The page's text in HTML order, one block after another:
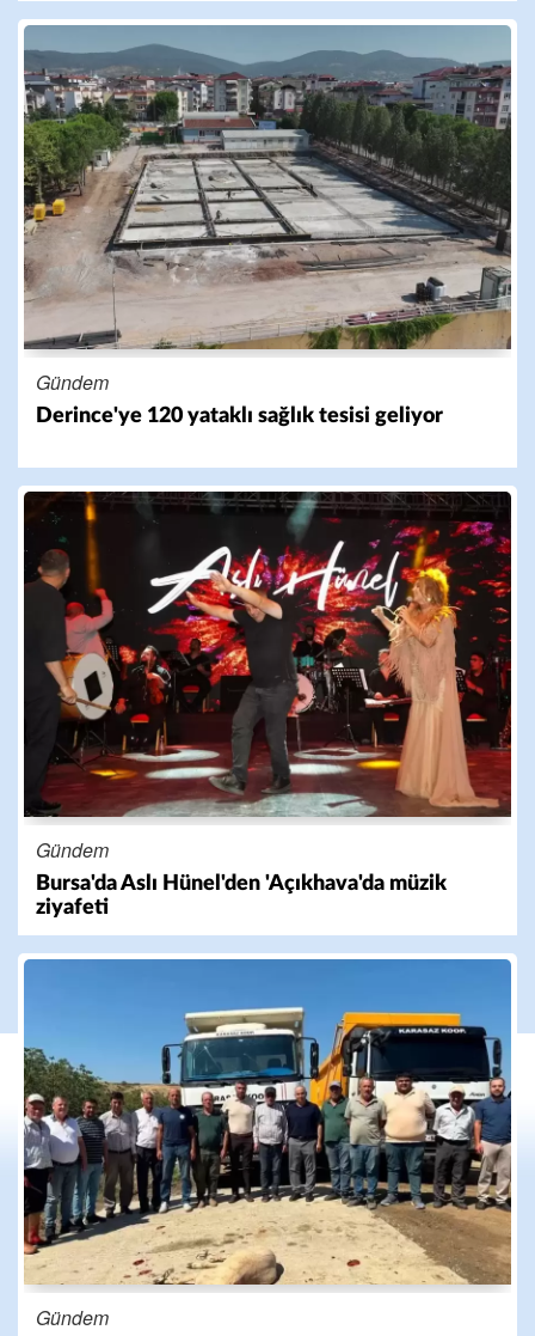
Gündem
Derince'ye 120 yataklı sağlık tesisi geliyor
Gündem
Bursa'da Aslı Hünel'den 'Açıkhava'da müzik
ziyafeti
Gündem